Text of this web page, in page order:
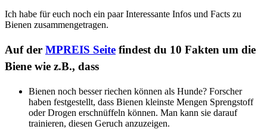
Ich habe für euch noch ein paar Interessante Infos und Facts zu
Bienen zusammengetragen.
Auf der MPREIS Seite findest du 10 Fakten um die
Biene wie z.B., dass
Bienen noch besser riechen können als Hunde? Forscher
haben festgestellt, dass Bienen kleinste Mengen Sprengstoff
oder Drogen erschnüffeln können. Man kann sie darauf
trainieren, diesen Geruch anzuzeigen.